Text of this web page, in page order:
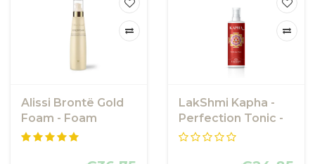
Alissi Brontë Gold
Foam - Foam
Gezichtsreiniging
LakShmi Kapha -
Perfection Tonic -
Vette Huid